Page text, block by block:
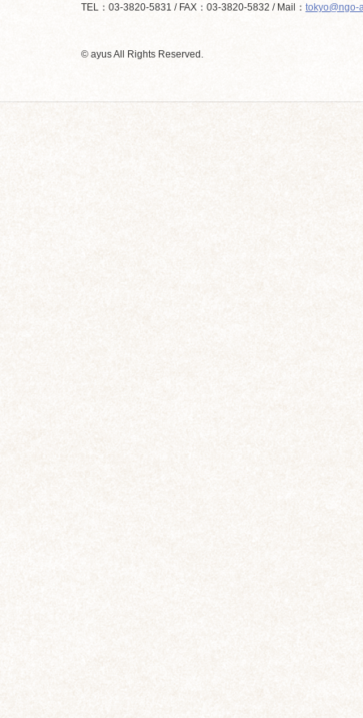
TEL：03-3820-5831 / FAX：03-3820-5832 / Mail： tokyo@ngo-
© ayus All Rights Reserved.